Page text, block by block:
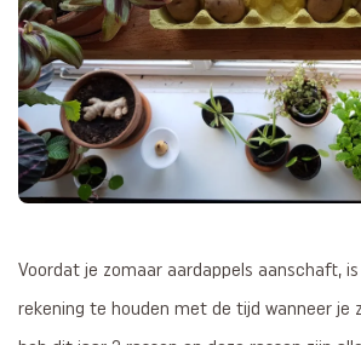
Voordat je zomaar aardappels aanschaft,
rekening te houden met de tijd wanneer je